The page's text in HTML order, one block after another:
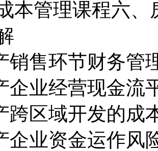
本管理课程六
销售环节财务管
企业经营现金流
跨区域开发的成
企业资金运作风